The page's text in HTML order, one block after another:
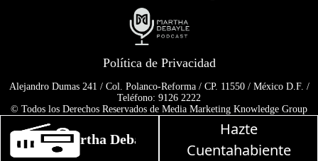
Martha Debayle en W, lunes a viernes de 10
Hazte
Cuentahabiente
Política de Privacidad
Alejandro Dumas 241 / Col. Polanco-Reforma / CP. 11550 / México D.F. /
Teléfono: 9126 2222
© Todos los Derechos Reservados de Media Marketing Knowledge Group
Prohibida la reproducción total o parcial, incluyendo cualquier medio
electrónico o magnético.